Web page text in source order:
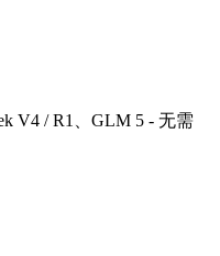
V4 / R1、GLM 5 - 无需